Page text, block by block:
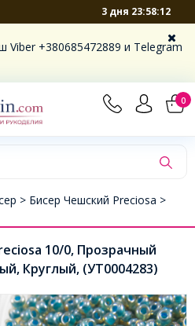
3 дня 23:58:11
+380685472889 и Telegram
0
> Бисер Чешский Preciosa >
10/0, Прозрачный
Круглый, (УТ0004283)